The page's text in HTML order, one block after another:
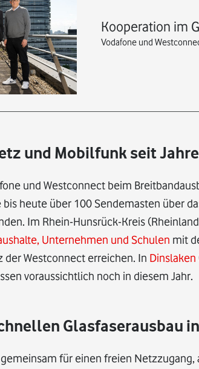
Kooperation im
Vodafone und
und Mobilfunk seit
und Westconnect beim
heute über 100 Sendemasten über
Im Rhein-Hunsrück-Kreis
Unternehmen und Schulen mit
Westconnect erreichen. In Dinslaken
voraussichtlich noch in diesem Jahr.
Glasfaserausbau
für einen freien Netzzugang,